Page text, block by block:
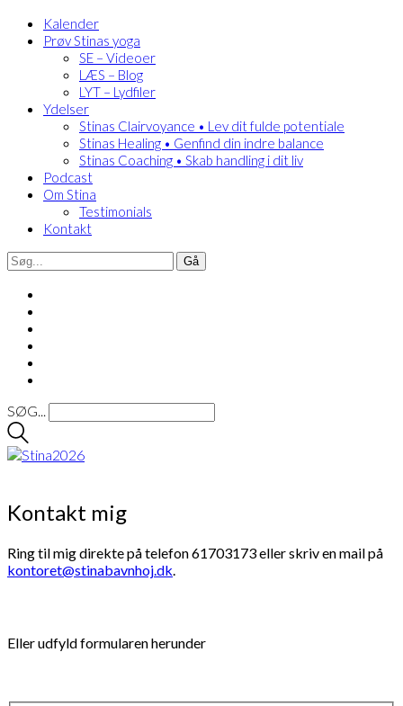
Kalender
Prøv Stinas yoga
SE – Videoer
LÆS – Blog
LYT – Lydfiler
Ydelser
Stinas Clairvoyance • Lev dit fulde potentiale
Stinas Healing • Genfind din indre balance
Stinas Coaching • Skab handling i dit liv
Podcast
Om Stina
Testimonials
Kontakt
SØG...
Kontakt mig
Ring til mig direkte på telefon 61703173 eller skriv en mail på
kontoret@stinabavnhoj.dk.
Eller udfyld formularen herunder